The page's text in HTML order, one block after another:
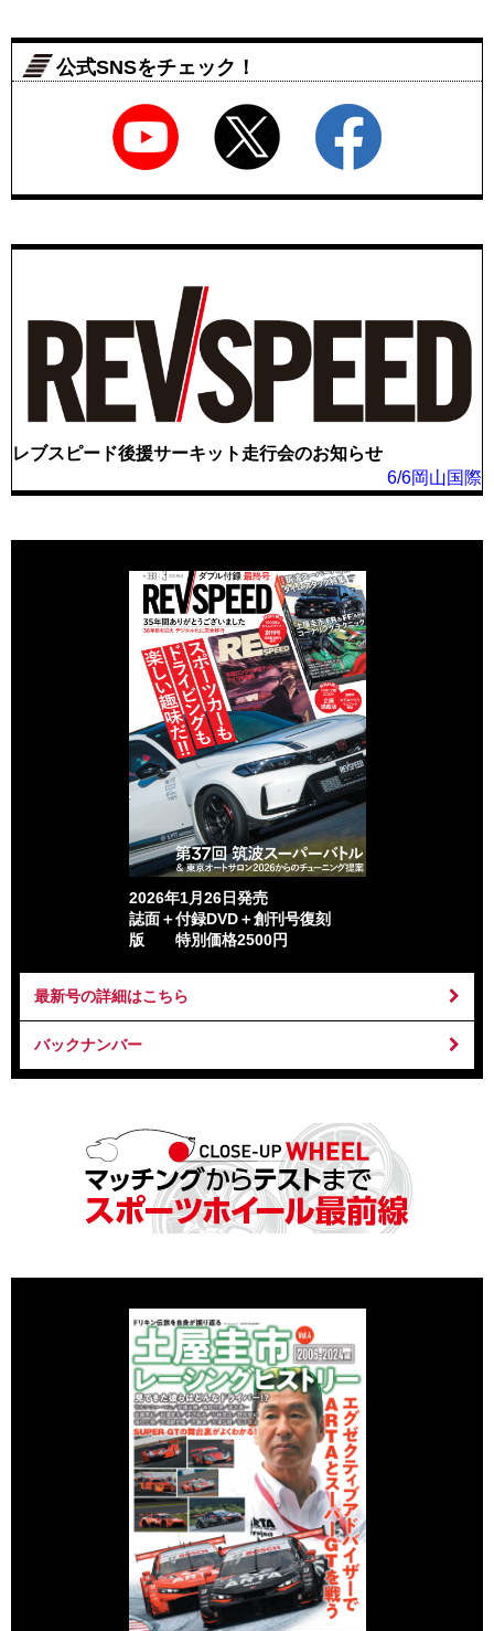
公式SNSをチェック！
レブスピード後援サーキット走行会のお知らせ
6/6岡山国際
2026年1月26日発売
誌面＋付録DVD＋創刊号復刻
版 特別価格2500円
最新号の詳細はこちら
バックナンバー